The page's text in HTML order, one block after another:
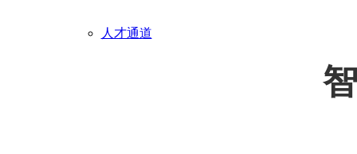
轻会议、轻部署、轻维护
人才通道